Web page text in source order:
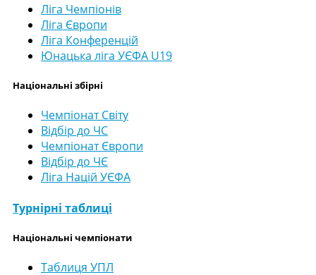
Ліга Чемпіонів
Ліга Європи
Ліга Конференцій
Юнацька ліга УЄФА U19
Національні збірні
Чемпіонат Світу
Відбір до ЧС
Чемпіонат Європи
Відбір до ЧЄ
Ліга Націй УЄФА
Турнірні таблиці
Національні чемпіонати
Таблиця УПЛ